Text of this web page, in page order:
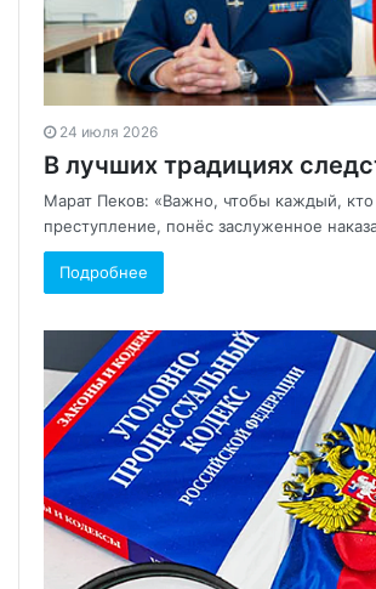
24 июля 2026
В лучших традициях
Марат Пеков: «Важно, чтобы каждый,
преступление, понёс заслуженное
Подробнее